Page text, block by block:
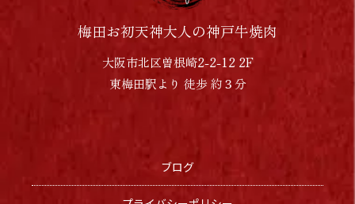
梅田お初天神大人の神戸牛焼肉
大阪市北区曽根崎2-2-12 2F
東梅田駅より 徒歩 約３分
ブログ